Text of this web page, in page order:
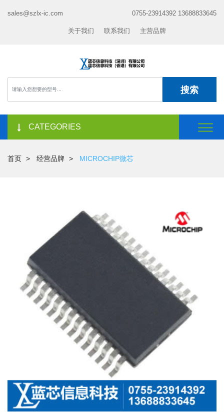
sales@szlx-ic.com 0755-23914392 13688833645
关于我们 联系我们 主营品牌
搜索
CATEGORIES
首页 经营品牌 MICROCHIP微芯